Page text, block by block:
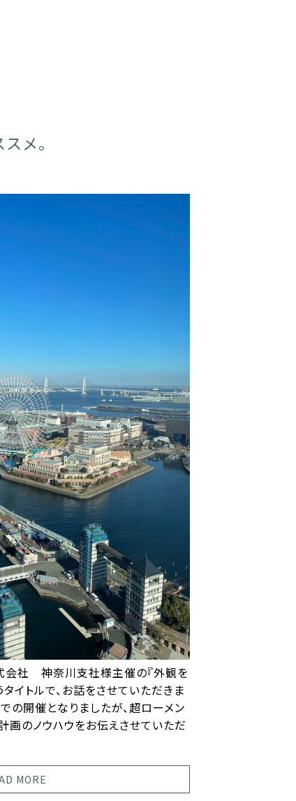
メ。
会社 神奈川支社様主催の『外観を
イトルで、お話をさせていただきま
の開催となりましたが、超ローメン
画のノウハウをお伝えさせていただ
MORE